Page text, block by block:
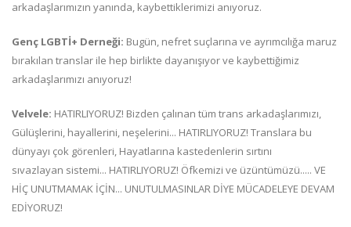
arkadaşlarımızın yanında, kaybettiklerimizi anıyoruz.
Genç LGBTİ+ Derneği: Bugün, nefret suçlarına ve ayrımcılığa maruz
bırakılan translar ile hep birlikte dayanışıyor ve kaybettiğimiz
arkadaşlarımızı anıyoruz!
Velvele: HATIRLIYORUZ! Bizden çalınan tüm trans arkadaşlarımızı,
Gülüşlerini, hayallerini, neşelerini... HATIRLIYORUZ! Translara bu
dünyayı çok görenleri, Hayatlarına kastedenlerin sırtını
sıvazlayan sistemi... HATIRLIYORUZ! Öfkemizi ve üzüntümüzü..... VE
HİÇ UNUTMAMAK İÇİN... UNUTULMASINLAR DİYE MÜCADELEYE DEVAM
EDİYORUZ!